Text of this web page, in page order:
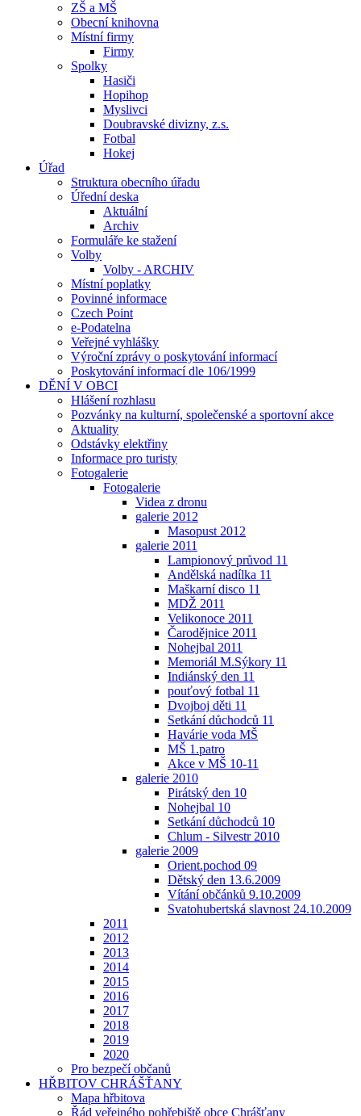
ZŠ a MŠ
Obecní knihovna
Místní firmy
Firmy
Spolky
Hasiči
Hopihop
Myslivci
Doubravské divizny, z.s.
Fotbal
Hokej
Úřad
Struktura obecního úřadu
Úřední deska
Aktuální
Archiv
Formuláře ke stažení
Volby
Volby - ARCHIV
Místní poplatky
Povinné informace
Czech Point
e-Podatelna
Veřejné vyhlášky
Výroční zprávy o poskytování informací
Poskytování informací dle 106/1999
DĚNÍ V OBCI
Hlášení rozhlasu
Pozvánky na kulturní, společenské a sportovní akce
Aktuality
Odstávky elektřiny
Informace pro turisty
Fotogalerie
Fotogalerie
Videa z dronu
galerie 2012
Masopust 2012
galerie 2011
Lampionový průvod 11
Andělská nadílka 11
Maškarní disco 11
MDŽ 2011
Velikonoce 2011
Čarodějnice 2011
Nohejbal 2011
Memoriál M.Sýkory 11
Indiánský den 11
pouťový fotbal 11
Dvojboj děti 11
Setkání důchodců 11
Havárie voda MŠ
MŠ 1.patro
Akce v MŠ 10-11
galerie 2010
Pirátský den 10
Nohejbal 10
Setkání důchodců 10
Chlum - Silvestr 2010
galerie 2009
Orient.pochod 09
Dětský den 13.6.2009
Vítání občánků 9.10.2009
Svatohubertská slavnost 24.10.2009
2011
2012
2013
2014
2015
2016
2017
2018
2019
2020
Pro bezpečí občanů
HŘBITOV CHRÁŠŤANY
Mapa hřbitova
Řád veřejného pohřebiště obce Chrášťany